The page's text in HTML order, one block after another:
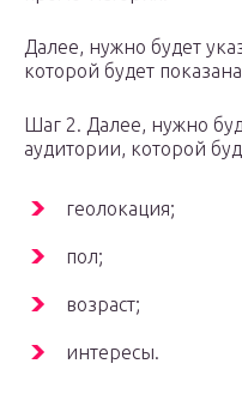
Далее, нужно будет
которой будет
Шаг 2. Далее, нужно
аудитории, которой
геолокация;
пол;
возраст;
интересы.